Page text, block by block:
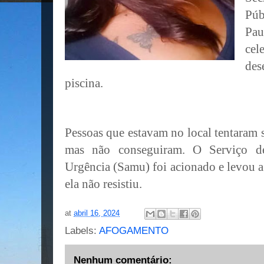
piscina.
Pessoas que estavam no local
mas não conseguiram. O Serviço
Urgência (Samu) foi acionado e levou
ela não resistiu.
at abril 16, 2024
Labels: AFOGAMENTO
Nenhum comentário: